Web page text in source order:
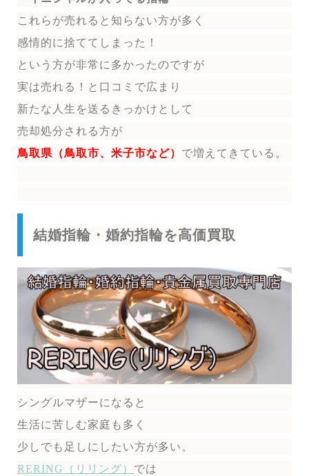
これらが売れると知らない方が多く
感情的に捨ててしまった！
という方が非常に多かったのですが
実は売れる！と口コミで広まり
新たな人生を送る きっかけとして
売却処分される方が
鳥取県（鳥取市、米子市など） で増えてきている。
結婚指輪・婚約指輪を高価買取
シングルマザーになると
生活に苦しむ家庭も多く
少しでも足しにしたい方が多い。
RERING（リリング） では